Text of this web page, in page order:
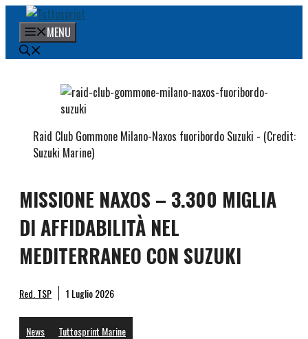
contenuto
MENU
MISSIONE NAXOS – 3.300 MIGLIA
DI AFFIDABILITÀ NEL
MEDITERRANEO CON SUZUKI
Red. TSP 1 Luglio 2026
News Tuttosprint Marine
Raid Club Gommone Milano-Naxos fuoribordo Suzuki - (Credit:
Suzuki Marine)